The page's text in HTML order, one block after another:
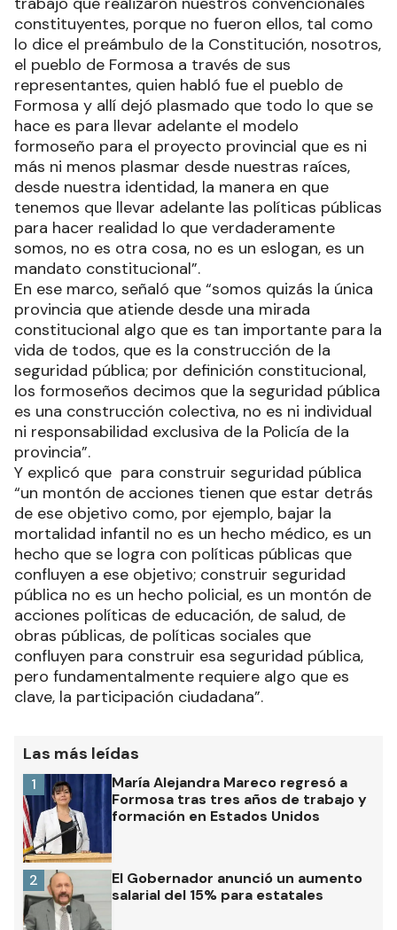
constituyentes, porque no fueron ellos, tal como
lo dice el preámbulo de la Constitución, nosotros,
el pueblo de Formosa a través de sus
representantes, quien habló fue el pueblo de
Formosa y allí dejó plasmado que todo lo que se
hace es para llevar adelante el modelo
formoseño para el proyecto provincial que es ni
más ni menos plasmar desde nuestras raíces,
desde nuestra identidad, la manera en que
tenemos que llevar adelante las políticas públicas
para hacer realidad lo que verdaderamente
somos, no es otra cosa, no es un eslogan, es un
mandato constitucional”.
En ese marco, señaló que “somos quizás la única
provincia que atiende desde una mirada
constitucional algo que es tan importante para la
vida de todos, que es la construcción de la
seguridad pública; por definición constitucional,
los formoseños decimos que la seguridad pública
es una construcción colectiva, no es ni individual
ni responsabilidad exclusiva de la Policía de la
provincia”.
Y explicó que para construir seguridad pública
“un montón de acciones tienen que estar detrás
de ese objetivo como, por ejemplo, bajar la
mortalidad infantil no es un hecho médico, es un
hecho que se logra con políticas públicas que
confluyen a ese objetivo; construir seguridad
pública no es un hecho policial, es un montón de
acciones políticas de educación, de salud, de
obras públicas, de políticas sociales que
confluyen para construir esa seguridad pública,
pero fundamentalmente requiere algo que es
clave, la participación ciudadana”.
Las más leídas
María Alejandra Mareco regresó a
Formosa tras tres años de trabajo y
formación en Estados Unidos
1
El Gobernador anunció un aumento
salarial del 15% para estatales
2